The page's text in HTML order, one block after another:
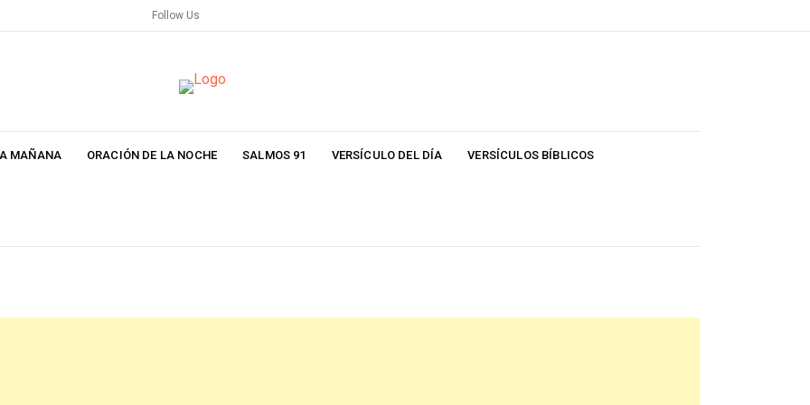
Follow Us
MAÑANA ORACIÓN DE LA NOCHE SALMOS 91 VERSÍCULO DEL DÍA VERSÍCULOS BÍBLICOS